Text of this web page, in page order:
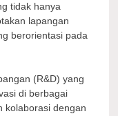
tidak hanya
lapangan
berorientasi pada
(R&D) yang
di berbagai
kolaborasi dengan